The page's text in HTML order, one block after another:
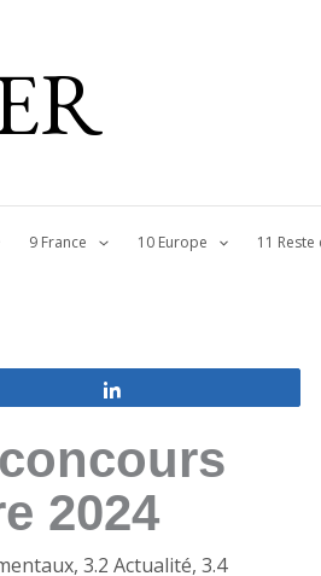
9 France 10 Europe 11
2024
, 3.2 Actualité, 3.4